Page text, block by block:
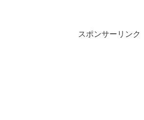
スポンサーリンク